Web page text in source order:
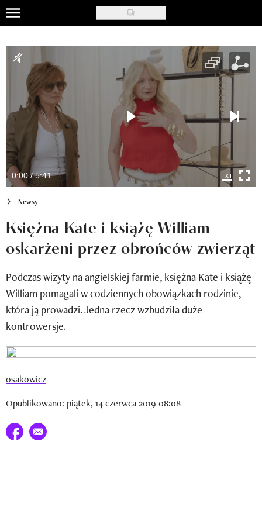
Skip
to
main
content
Moda
Ślub i wesele
Styl życia
Nasze akcje
Inspiracje
Newsy
Wizaz Summer Influ School
Mój profil / Zarejestruj się
0:00 / 5:41
Newsy
Księżna Kate i książę William
oskarżeni przez obrońców zwierząt
Podczas wizyty na angielskiej farmie, księżna Kate i książę
William pomagali w codziennych obowiązkach rodzinie,
która ją prowadzi. Jedna rzecz wzbudziła duże
kontrowersje.
osakowicz
Opublikowano: piątek, 14 czerwca 2019 08:08
Udostępnij na facebook
E-mail do przyjaciela